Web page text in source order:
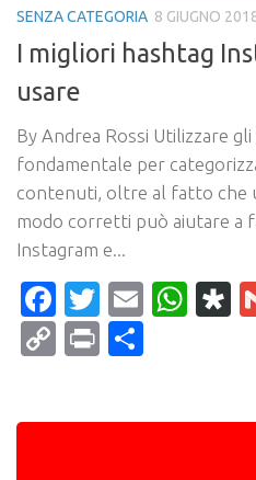
SENZA CATEGORIA 8 GIUGNO
I migliori hashtag
usare
By Andrea Rossi Utilizzare
fondamentale per
contenuti, oltre al fatto che
modo corretti può aiutare a
Instagram e...
Facebook
Twitter
Email
CopyPrint